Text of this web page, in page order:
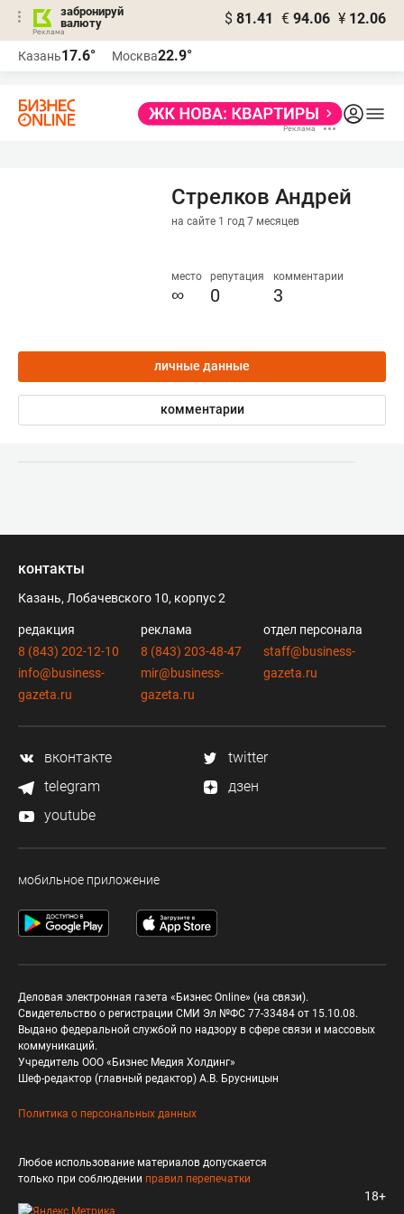
забронируй
валюту
$ 81.41 € 94.06 ¥ 12.06
Казань17.6° Москва22.9°
Стрелков Андрей
на сайте 1 год 7 месяцев
место
∞
репутация
0
комментарии
3
личные данные
комментарии
контакты
Казань, Лобачевского 10, корпус 2
редакция
8 (843) 202-12-10
info@business-
gazeta.ru
реклама
8 (843) 203-48-47
mir@business-
gazeta.ru
отдел персонала
staff@business-
gazeta.ru
вконтакте
twitter
telegram
дзен
youtube
мобильное приложение
Деловая электронная газета «Бизнес Online» (на связи).
Свидетельство о регистрации СМИ Эл №ФС 77-33484 от 15.10.08.
Выдано федеральной службой по надзору в сфере связи и массовых
коммуникаций.
Учредитель ООО «Бизнес Медия Холдинг»
Шеф-редактор (главный редактор) А.В. Брусницын
Политика о персональных данных
Любое использование материалов допускается
только при соблюдении правил перепечатки
18+